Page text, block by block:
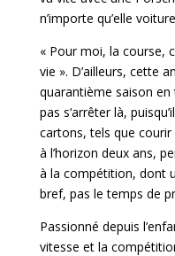
n’importe qu’elle
« Pour moi, la course,
vie ». D’ailleurs, cette
quarantième saison
pas s‘arrêter là,
cartons, tels que courir
à l’horizon deux ans,
à la compétition, dont
bref, pas le temps de
Passionné depuis
vitesse et la